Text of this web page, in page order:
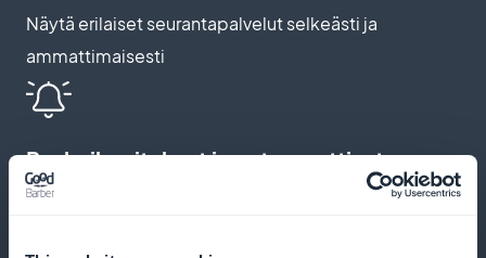
Näytä erilaiset seurantapalvelut selkeästi ja
ammattimaisesti
Push-ilmoitukset ja automaattiset
muistutukset